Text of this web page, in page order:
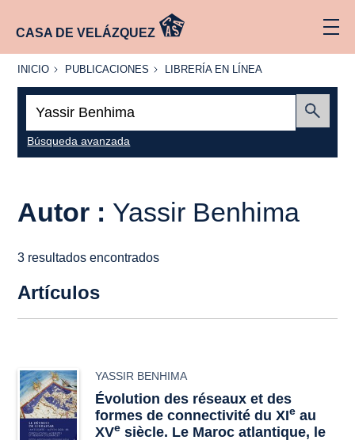
CASA DE VELÁZQUEZ
INICIO
INICIO PUBLICACIONES
PUBLICACIONES
LIBRERÍA
LÍNEA
LIBRERÍA EN LÍNEA
Búsqueda avanzada
Autor : Yassir Benhima
3 resultados encontrados
Artículos
YASSIR BENHIMA
Évolution des réseaux et des
formes de connectivité du XIe au
XVe siècle. Le Maroc atlantique, le